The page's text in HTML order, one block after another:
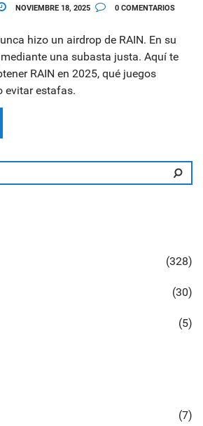
NOVIEMBRE 18, 2025 0 COMENTARIOS
hizo un airdrop de RAIN. En su
una subasta justa. Aquí te
RAIN en 2025, qué juegos
evitar estafas.
(328)
(30)
(5)
(7)